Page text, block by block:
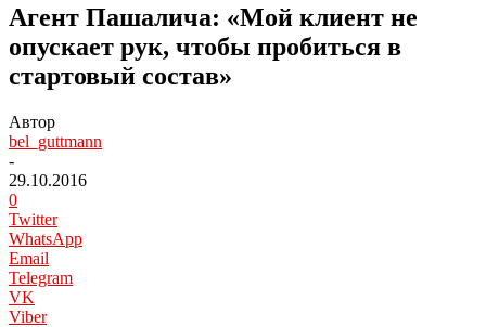
Агент Пашалича: «Мой клиент не
опускает рук, чтобы пробиться в
стартовый состав»
Автор
bel_guttmann
-
29.10.2016
0
Twitter
WhatsApp
Email
Telegram
VK
Viber